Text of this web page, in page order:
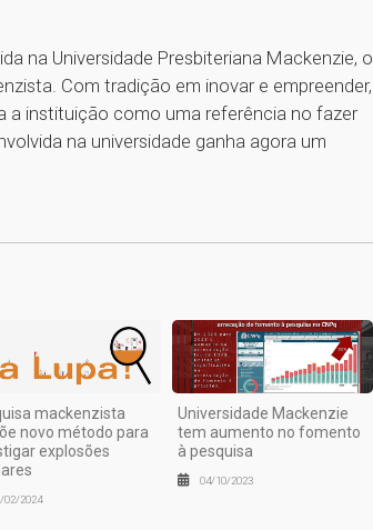
na Universidade Presbiteriana Mackenzie, o
Com tradição em inovar e empreender,
a instituição como uma referência no fazer
na universidade ganha agora um
mackenzista
novo método para
explosões
02/2024
Universidade Mackenzie
tem aumento no fomento
à pesquisa
04/10/2023